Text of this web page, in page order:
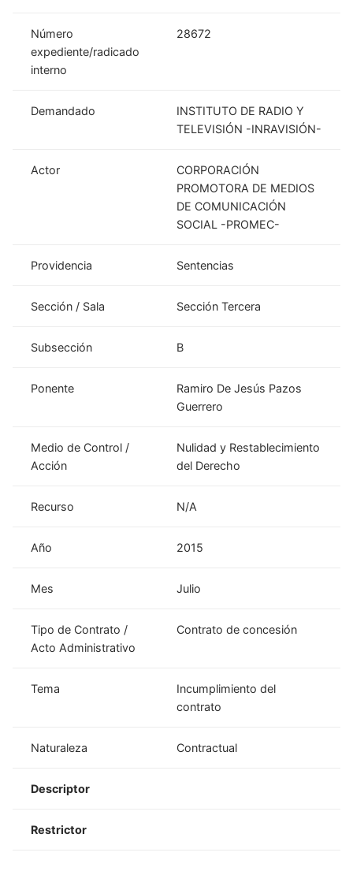
Número
expediente/radicado
interno
28672
Demandado
INSTITUTO DE RADIO Y
TELEVISIÓN -INRAVISIÓN-
Actor
CORPORACIÓN
PROMOTORA DE MEDIOS
DE COMUNICACIÓN
SOCIAL -PROMEC-
Providencia Sentencias
Sección / Sala Sección Tercera
Subsección B
Ponente
Ramiro De Jesús Pazos
Guerrero
Medio de Control /
Acción
Nulidad y Restablecimiento
del Derecho
Recurso N/A
Año 2015
Mes Julio
Tipo de Contrato /
Acto Administrativo
Contrato de concesión
Tema
Incumplimiento del
contrato
Naturaleza Contractual
Descriptor
Restrictor